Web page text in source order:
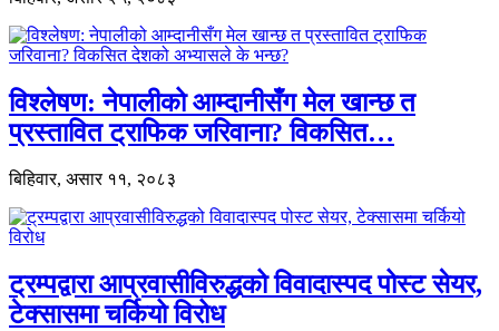
विश्लेषण: नेपालीको आम्दानीसँग मेल खान्छ त
प्रस्तावित ट्राफिक जरिवाना? विकसित…
बिहिवार, असार ११, २०८३
ट्रम्पद्वारा आप्रवासीविरुद्धको विवादास्पद पोस्ट सेयर,
टेक्सासमा चर्कियो विरोध